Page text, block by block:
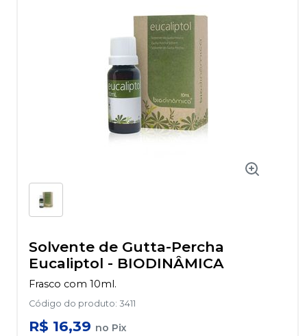
Solvente de Gutta-Percha
Eucaliptol - BIODINÂMICA
Frasco com 10ml.
Código do produto: 3411
R$ 16,39 no Pix